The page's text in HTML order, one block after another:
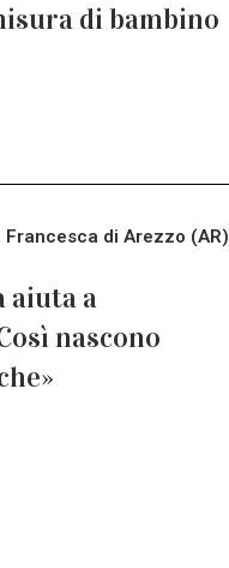
di bambino
di Arezzo (AR)
aiuta a
nascono